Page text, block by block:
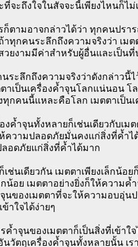
ที่จะถึงใจในสัจจะนี้เพียงไหนก็ไ
ก็ตามอาจกล่าวได้ว่า ทุกคนปรา
าทุกคนระลึกถึงความจริงว่า เม
วยงามมีค่าสำหรับผู้อื่นและเป็น
ระลึกถึงความจริงว่าดังกล่าวนี้
ตาเป็นเครื่องค้ำจุนโลกแน่นอน
ทุกคนนี้แหละคือโลก เมตตาเป็น
งค้ำจุนทั้งหลายก็เช่นเดียวกับเม
ห้ความปลอดภัยมั่นคงแก่สิ่งที่ค้ำ
อดภัยแก่สิ่งที่ค้ำได้มาก
เช่นเดียวกัน เมตตาเพียงเล็กน้
กน้อย เมตตาอย่างยิ่งก็ให้ควา
นของเมตตาที่จะให้ความอบอุ่น
ข้าใจได้ง่ายๆ
ค้ำจุนของเมตตาก็เป็นสิ่งที่เข้า
นวัตถุเครื่องค้ำจุนทั้งหลายนั้น เร